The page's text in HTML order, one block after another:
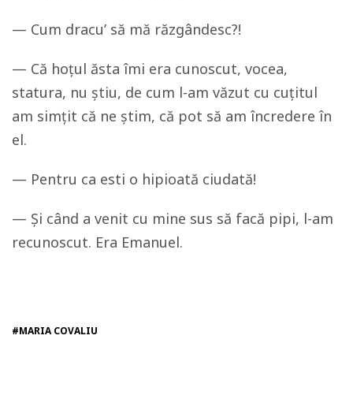
— Cum dracu’ să mă răzgândesc?!
— Că hoțul ăsta îmi era cunoscut, vocea,
statura, nu știu, de cum l-am văzut cu cuțitul
am simțit că ne știm, că pot să am încredere în
el.
— Pentru ca esti o hipioată ciudată!
— Și când a venit cu mine sus să facă pipi, l-am
recunoscut. Era Emanuel.
#MARIA COVALIU